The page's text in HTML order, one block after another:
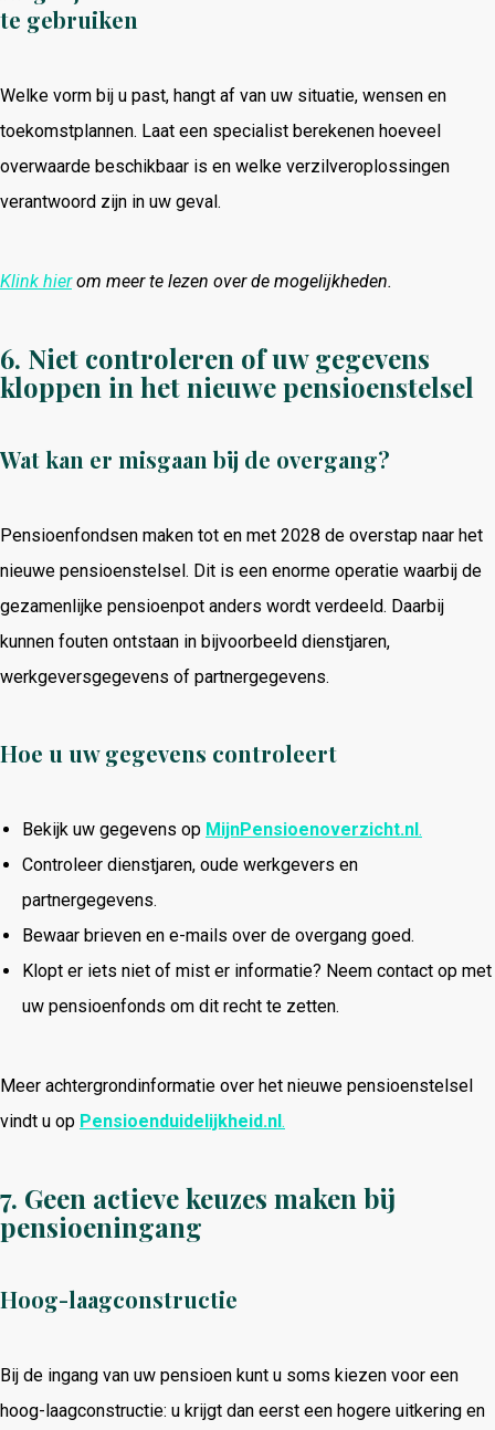
te gebruiken
Welke vorm bij u past, hangt af van uw situatie, wensen en
toekomstplannen. Laat een specialist berekenen hoeveel
overwaarde beschikbaar is en welke verzilveroplossingen
verantwoord zijn in uw geval.
Klink hierom meer te lezen over de mogelijkheden.
6. Niet controleren of uw gegevens
kloppen in het nieuwe pensioenstelsel
Wat kan er misgaan bij de overgang?
Pensioenfondsen maken tot en met 2028 de overstap naar het
nieuwe pensioenstelsel. Dit is een enorme operatie waarbij de
gezamenlijke pensioenpot anders wordt verdeeld. Daarbij
kunnen fouten ontstaan in bijvoorbeeld dienstjaren,
werkgeversgegevens of partnergegevens.
Hoe u uw gegevens controleert
Bekijk uw gegevens op MijnPensioenoverzicht.nl.
Controleer dienstjaren, oude werkgevers en
partnergegevens.
Bewaar brieven en e-mails over de overgang goed.
Klopt er iets niet of mist er informatie? Neem contact op met
uw pensioenfonds om dit recht te zetten.
Meer achtergrondinformatie over het nieuwe pensioenstelsel
vindt u op Pensioenduidelijkheid.nl.
7. Geen actieve keuzes maken bij
pensioeningang
Hoog-laagconstructie
Bij de ingang van uw pensioen kunt u soms kiezen voor een
hoog-laagconstructie: u krijgt dan eerst een hogere uitkering en